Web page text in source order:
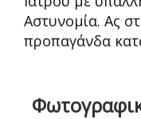
Αστυνομία. Ας
προπαγάνδα